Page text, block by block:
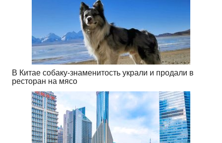
В Китае собаку-знаменитость украли и продали в
ресторан на мясо